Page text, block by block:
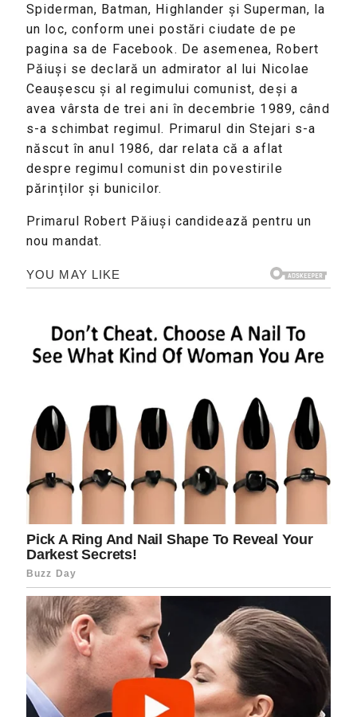
Spiderman, Batman, Highlander și Superman, la
un loc, conform unei postări ciudate de pe
pagina sa de Facebook. De asemenea, Robert
Păiuși se declară un admirator al lui Nicolae
Ceaușescu și al regimului comunist, deși a
avea vârsta de trei ani în decembrie 1989, când
s-a schimbat regimul. Primarul din Stejari s-a
născut în anul 1986, dar relata că a aflat
despre regimul comunist din povestirile
părinților și bunicilor.
Primarul Robert Păiuși candidează pentru un
nou mandat.